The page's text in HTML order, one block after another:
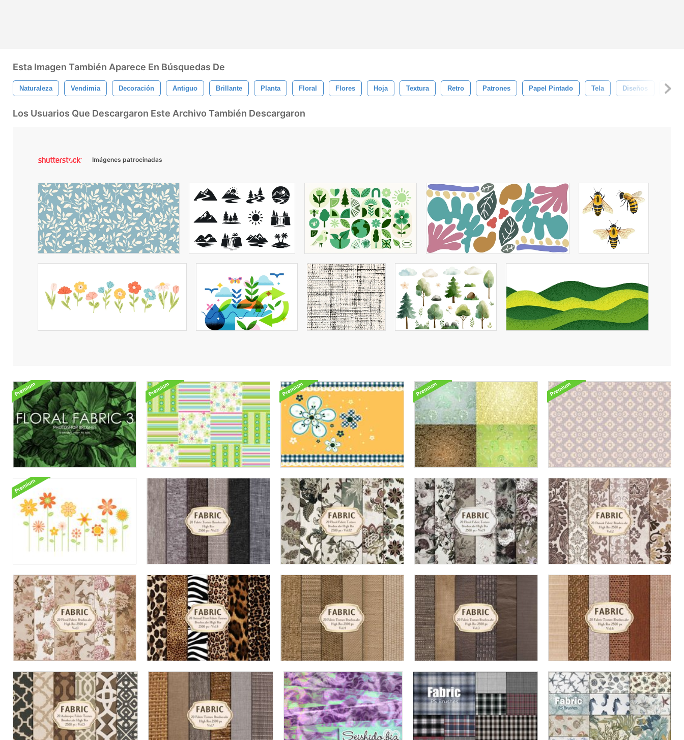
Esta Imagen También Aparece En Búsquedas De
Naturaleza Vendimia Decoración Antiguo Brillante Planta Floral Flores Hoja Textura Retro Patrones Papel Pintado Tela Diseños
Los Usuarios Que Descargaron Este Archivo También Descargaron
Imágenes patrocinadas